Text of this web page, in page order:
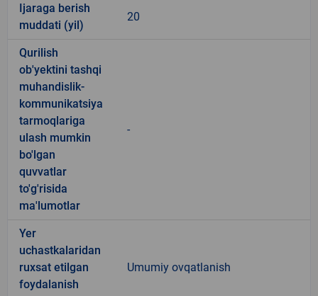
Ijaraga berish
muddati (yil)
20
Qurilish
ob'yektini tashqi
muhandislik-
kommunikatsiya
tarmoqlariga
ulash mumkin
bo'lgan
quvvatlar
to'g'risida
ma'lumotlar
-
Yer
uchastkalaridan
ruxsat etilgan
foydalanish
Umumiy ovqatlanish